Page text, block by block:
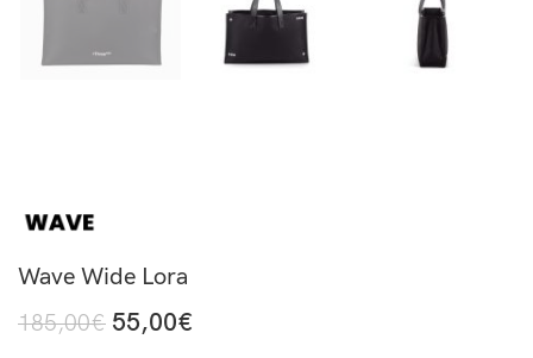
Wave Wide Lora
185,00€ 55,00€